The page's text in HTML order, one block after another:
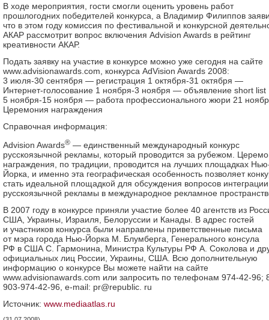
В ходе мероприятия, гости смогли оценить уровень работ
прошлогодних победителей конкурса, а Владимир Филиппов
что в этом году комиссия по фестивальной и конкурсной
АКАР рассмотрит вопрос включения Advision Awards в рейтинг
креативности АКАР.
Подать заявку на участие в конкурсе можно уже сегодня на сайте
www.advisionawards.com, конкурса AdVision Awards 2008:
3 июля-30 сентября — регистрация 1 октября-31 октября —
Интернет-голосование 1 ноября-3 ноября — объявление short list
5 ноября-15 ноября — работа профессионального жюри 21
Церемония награждения
Справочная информация:
Advision Awards® — единственный международный конкурс
русскоязычной рекламы, который проводится за рубежом.
награждения, по традиции, проводится на лучших площадках
Йорка, и именно эта географическая особенность позволяет
стать идеальной площадкой для обсуждения вопросов интеграции
русскоязычной рекламы в международное рекламное
В 2007 году в конкурсе приняли участие более 40 агентств из
США, Украины, Израиля, Белоруссии и Канады. В адрес гостей
и участников конкурса были направлены приветственные письма
от мэра города Нью-Йорка М. Блумберга, Генерального консула
РФ в США С. Гармонина, Министра Культуры РФ А. Соколова и
официальных лиц России, Украины, США. Всю дополнительную
информацию о конкурсе Вы можете найти на сайте
www.advisionawards.com или запросить по телефонам 974-42-96;
903-974-42-96, e-mail: pr@republic. ru
Источник: www.mediaatlas.ru